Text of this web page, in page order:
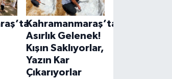
Kahramanmaraş’ta
Asırlık Gelenek!
Kışın Saklıyorlar,
Yazın Kar
Çıkarıyorlar